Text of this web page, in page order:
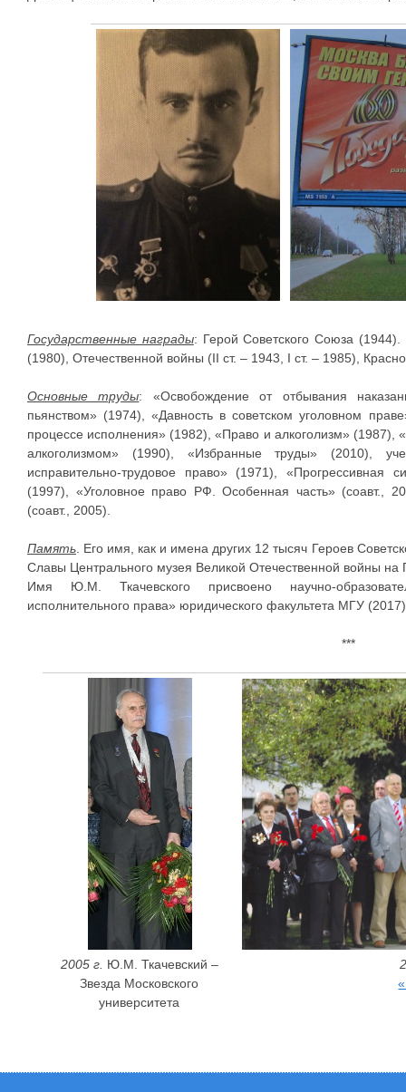
Государственные награды: Герой Советского Союза
(1980), Отечественной войны (II ст. – 1943, I ст. – 1985),
Основные труды: «Освобождение от отбывания
пьянством» (1974), «Давность в советском уголовном
процессе исполнения» (1982), «Право и алкоголизм»
алкоголизмом» (1990), «Избранные труды» (2010),
исправительно-трудовое право» (1971), «Прогрессивная
(1997), «Уголовное право РФ. Особенная часть» (соавт.,
(соавт., 2005).
Память . Его имя, как и имена других 12 тысяч Героев
Славы Центрального музея Великой Отечественной войны на
Имя Ю.М. Ткачевского присвоено научно-
исполнительного права» юридического факультета МГУ
***
2005 г. Ю.М. Ткачевский –
Звезда Московского
университета